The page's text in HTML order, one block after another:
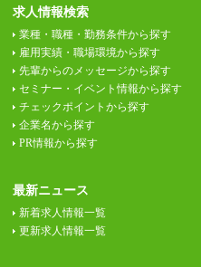
求人情報検索
業種・職種・勤務条件から探す
雇用実績・職場環境から探す
先輩からのメッセージから探す
セミナー・イベント情報から探す
チェックポイントから探す
企業名から探す
PR情報から探す
最新ニュース
新着求人情報一覧
更新求人情報一覧